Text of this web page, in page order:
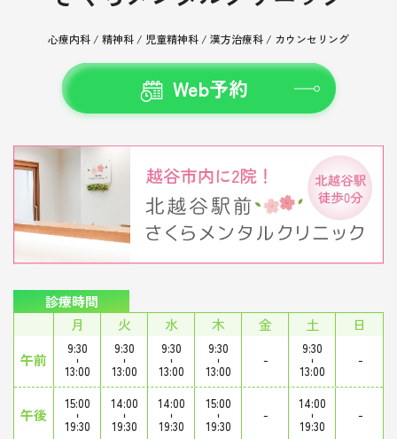
診療時間
月
火 水 木 金 土
日
午前
9:30
-
13:00
9:30
-
13:00
9:30
-
13:00
9:30
-
13:00
-
9:30
-
13:00
-
午後
15:00
-
19:30
14:00
-
19:30
14:00
-
19:30
15:00
-
19:30
-
14:00
-
19:30
-
心療内科 / 精神科 / 児童精神科 / 漢方治療科 / カウンセリング
Web予約